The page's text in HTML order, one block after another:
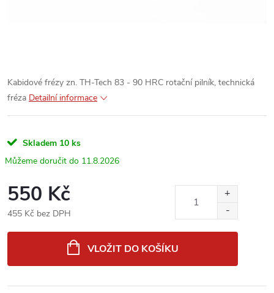
Kabidové frézy zn. TH-Tech 83 - 90 HRC rotační pilník, technická
fréza Detailní informace
Skladem 10 ks
11.8.2026
550 Kč
455 Kč bez DPH
VLOŽIT DO KOŠÍKU